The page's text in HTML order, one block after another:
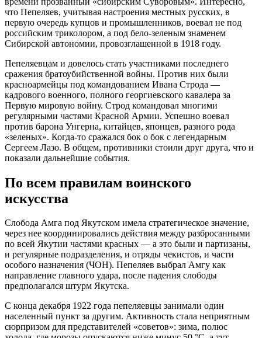
что Пепеляев, учитывая настроения местных русских, в
первую очередь купцов и промышленников, воевал не под
российским триколором, а под бело-зеленым знаменем
Сибирской автономии, провозглашенной в 1918 году.
Пепеляевцам и довелось стать участниками последнего
сражения братоубийственной войны. Против них были
красноармейцы под командованием Ивана Строда —
кадрового военного, полного георгиевского кавалера за
Первую мировую войну. Строд командовал многими
регулярными частями Красной Армии. Успешно воевал
против барона Унгерна, китайцев, японцев, разного рода
«зеленых». Когда-то сражался бок о бок с легендарным
Сергеем Лазо. В общем, противники стоили друг друга, что и
показали дальнейшие события.
По всем правилам воинского
искусства
Слобода Амга под Якутском имела стратегическое значение,
через нее координировались действия между разбросанными
по всей Якутии частями красных — а это были и партизаны,
и регулярные подразделения, и отряды чекистов, и части
особого назначения (ЧОН). Пепеляев выбрал Амгу как
направление главного удара, после падения слободы
предполагался штурм Якутска.
С конца декабря 1922 года пепеляевцы занимали один
населенный пункт за другим. Активность стала неприятным
сюрпризом для представителей «советов»: зима, полюс